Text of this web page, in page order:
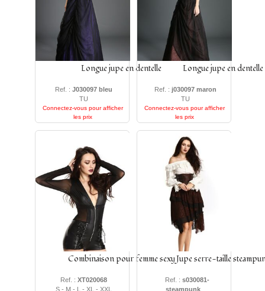
Longue jupe en dentelle
Ref. : J030097 bleu
TU
Connectez-vous pour afficher
les prix
Longue jupe en dentelle
Ref. : j030097 maron
TU
Connectez-vous pour afficher
les prix
Combinaison pour femme sexy
Ref. : XT020068
S - M - L - XL - XXL
Jupe serre-taille
Ref. : s030081-
steampunk